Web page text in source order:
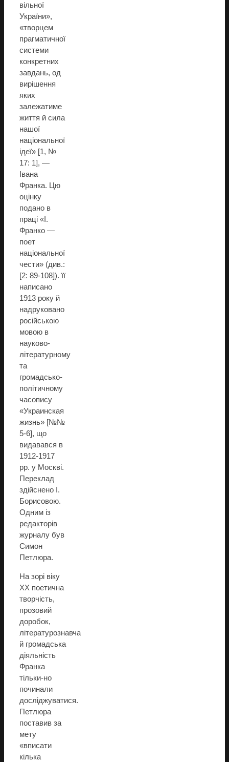
вільної
України»,
«творцем
прагматичної
системи
конкретних
завдань, од
вирішення
яких
залежатиме
життя й сила
нашої
національної
ідеї» [1, №
17: 1], —
Івана
Франка. Цю
оцінку
подано в
праці «І.
Франко —
поет
національної
чести» (див.:
[2: 89-108]). її
написано
1913 року й
надруковано
російською
мовою в
науково-
літературному
та
громадсько-
політичному
часопису
«Украинская
жизнь» [№№
5-6], що
видавався в
1912-1917
рр. у Москві.
Переклад
здійснено І.
Борисовою.
Одним із
редакторів
журналу був
Симон
Петлюра.
На зорі віку
XX поетична
творчість,
прозовий
доробок,
літературознавча
й громадська
діяльність
Франка
тільки-но
починали
досліджуватися.
Петлюра
поставив за
мету
«вписати
кілька